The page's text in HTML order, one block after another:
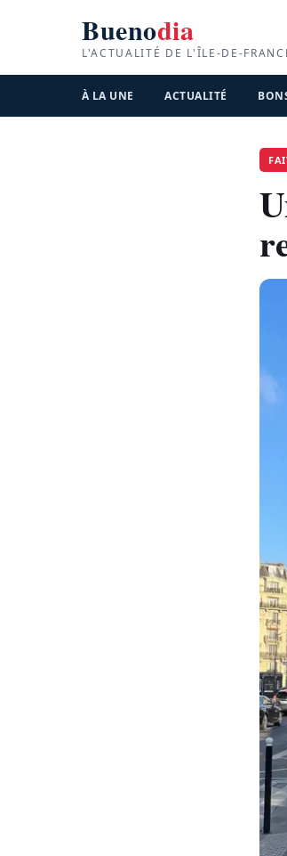
Buenodia
L'ACTUALITÉ DE L'ÎLE-DE-
À LA UNE ACTUALITÉ